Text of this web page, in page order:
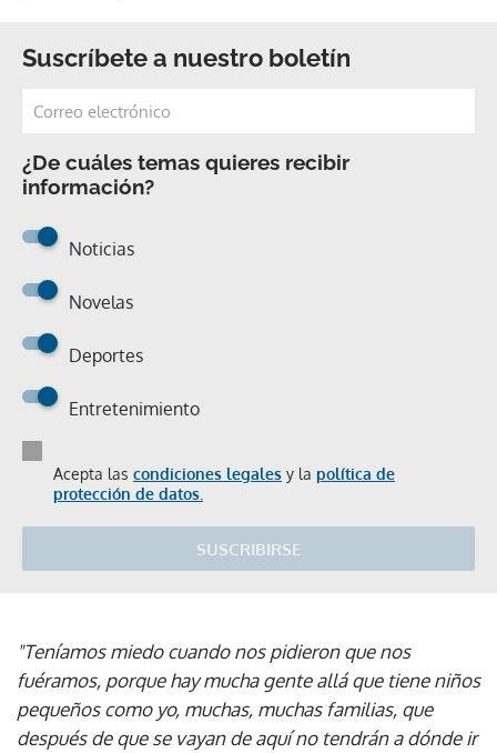
Suscríbete a nuestro boletín
¿De cuáles temas quieres recibir
información?
Noticias
Novelas
Deportes
Entretenimiento
Acepta las condiciones legales y la política de
protección de datos.
SUSCRIBIRSE
"Teníamos miedo cuando nos pidieron que nos
fuéramos, porque hay mucha gente allá que tiene niños
pequeños como yo, muchas, muchas familias, que
después de que se vayan de aquí no tendrán a dónde ir